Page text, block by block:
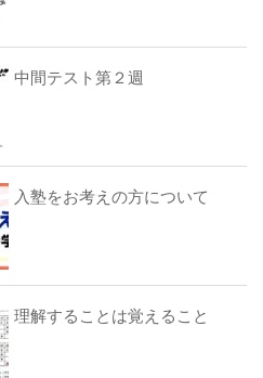
中間テスト第２週
入塾をお考えの方について
理解することは覚えること